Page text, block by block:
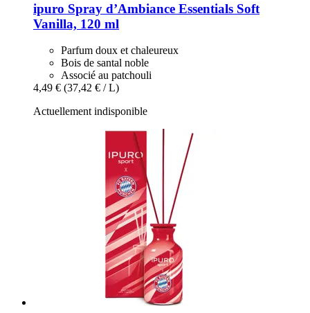
ipuro Spray d’Ambiance Essentials Soft
Vanilla, 120 ml
Parfum doux et chaleureux
Bois de santal noble
Associé au patchouli
4,49 € (37,42 € / L)
Actuellement indisponible